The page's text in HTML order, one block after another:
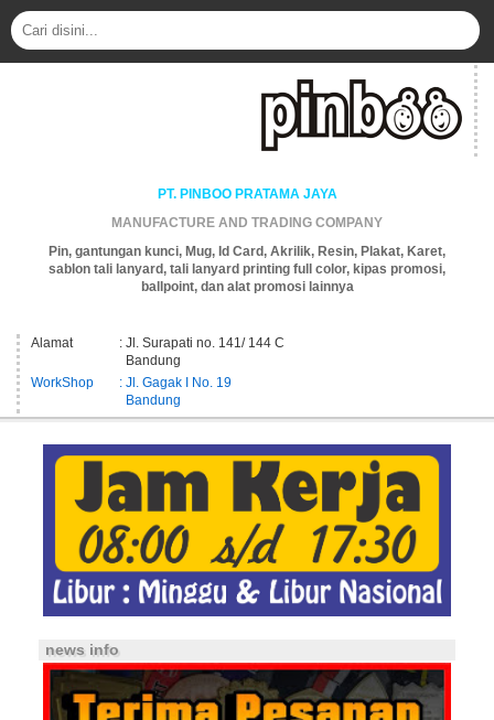
PT. PINBOO PRATAMA JAYA
MANUFACTURE AND TRADING COMPANY
Pin, gantungan kunci, Mug, Id Card, Akrilik, Resin, Plakat, Karet,
sablon tali lanyard, tali lanyard printing full color, kipas promosi,
ballpoint, dan alat promosi lainnya
Alamat
: Jl. Surapati no. 141/ 144 C
Bandung
WorkShop
: Jl. Gagak I No. 19
Bandung
news info